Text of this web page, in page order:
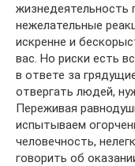
жизнедеятельность
нежелательные
искренне и
вас. Но риски есть
в ответе за
отвергать людей,
Переживая
испытываем
человечность,
говорить об